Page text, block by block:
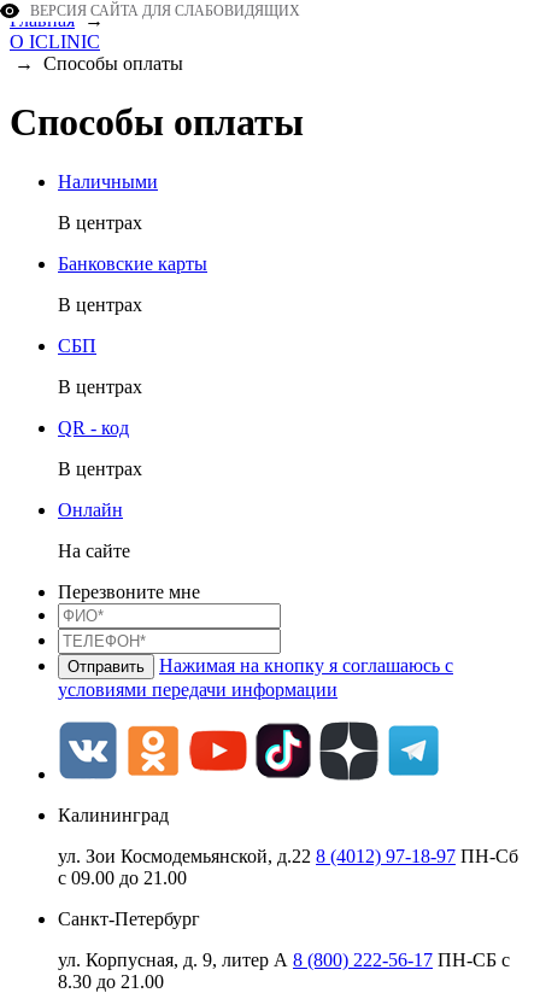
ВЕРСИЯ САЙТА ДЛЯ СЛАБОВИДЯЩИХ
Главная→
О ICLINIC
→ Способы оплаты
Способы оплаты
Наличными
В центрах
Банковские карты
В центрах
СБП
В центрах
QR - код
В центрах
Онлайн
На сайте
Перезвоните мне
Нажимая на кнопку я соглашаюсь с
условиями передачи информации
Калининград
ул. Зои Космодемьянской, д.22 8 (4012) 97-18-97 ПН-Сб
с 09.00 до 21.00
Санкт-Петербург
ул. Корпусная, д. 9, литер А 8 (800) 222-56-17 ПН-СБ с
8.30 до 21.00